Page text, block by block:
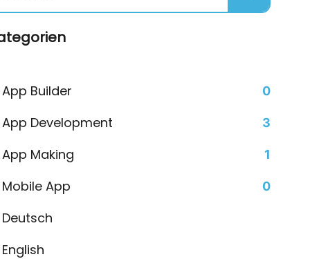
App Builder 0
App Development 3
App Making 1
Mobile App 0
Deutsch
English